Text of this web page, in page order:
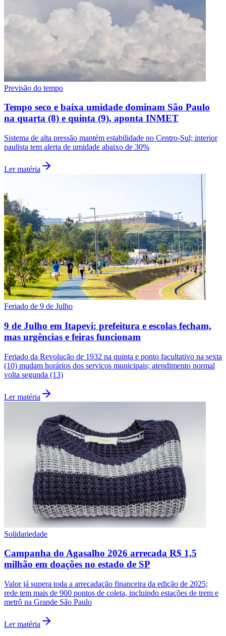
Previsão do tempo
Tempo seco e baixa umidade dominam São Paulo
na quarta (8) e quinta (9), aponta INMET
Sistema de alta pressão mantém estabilidade no Centro-Sul; interior
paulista tem alerta de umidade abaixo de 30%
Ler matéria
Feriado de 9 de Julho
9 de Julho em Itapevi: prefeitura e escolas fecham,
mas urgências e feiras funcionam
Feriado da Revolução de 1932 na quinta e ponto facultativo na sexta
(10) mudam horários dos serviços municipais; atendimento normal
volta segunda (13)
Ler matéria
Solidariedade
Campanha do Agasalho 2026 arrecada R$ 1,5
milhão em doações no estado de SP
Valor já supera toda a arrecadação financeira da edição de 2025;
rede tem mais de 900 pontos de coleta, incluindo estações de trem e
metrô na Grande São Paulo
Ler matéria